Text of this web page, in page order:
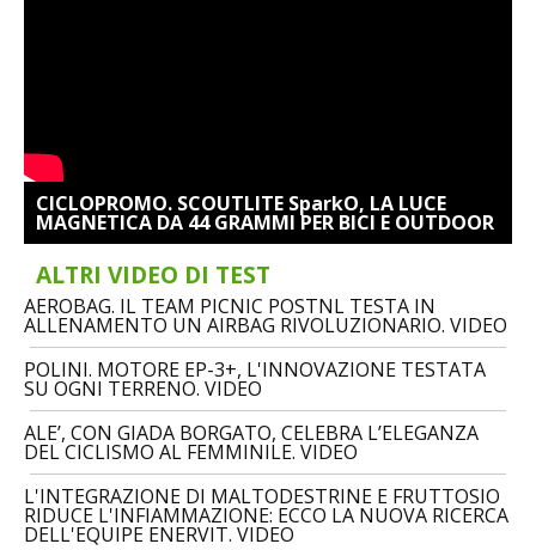
CICLOPROMO. SCOUTLITE SparkO, LA LUCE
MAGNETICA DA 44 GRAMMI PER BICI E OUTDOOR
ALTRI VIDEO DI TEST
AEROBAG. IL TEAM PICNIC POSTNL TESTA IN
ALLENAMENTO UN AIRBAG RIVOLUZIONARIO. VIDEO
POLINI. MOTORE EP-3+, L'INNOVAZIONE TESTATA
SU OGNI TERRENO. VIDEO
ALE’, CON GIADA BORGATO, CELEBRA L’ELEGANZA
DEL CICLISMO AL FEMMINILE. VIDEO
L'INTEGRAZIONE DI MALTODESTRINE E FRUTTOSIO
RIDUCE L'INFIAMMAZIONE: ECCO LA NUOVA RICERCA
DELL'EQUIPE ENERVIT. VIDEO